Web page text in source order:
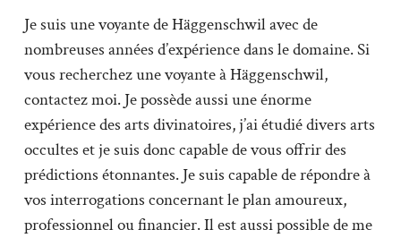
Je suis une voyante de Häggenschwil avec de
nombreuses années d’expérience dans le domaine. Si
vous recherchez une voyante à Häggenschwil,
contactez moi. Je possède aussi une énorme
expérience des arts divinatoires, j’ai étudié divers arts
occultes et je suis donc capable de vous offrir des
prédictions étonnantes. Je suis capable de répondre à
vos interrogations concernant le plan amoureux,
professionnel ou financier. Il est aussi possible de me